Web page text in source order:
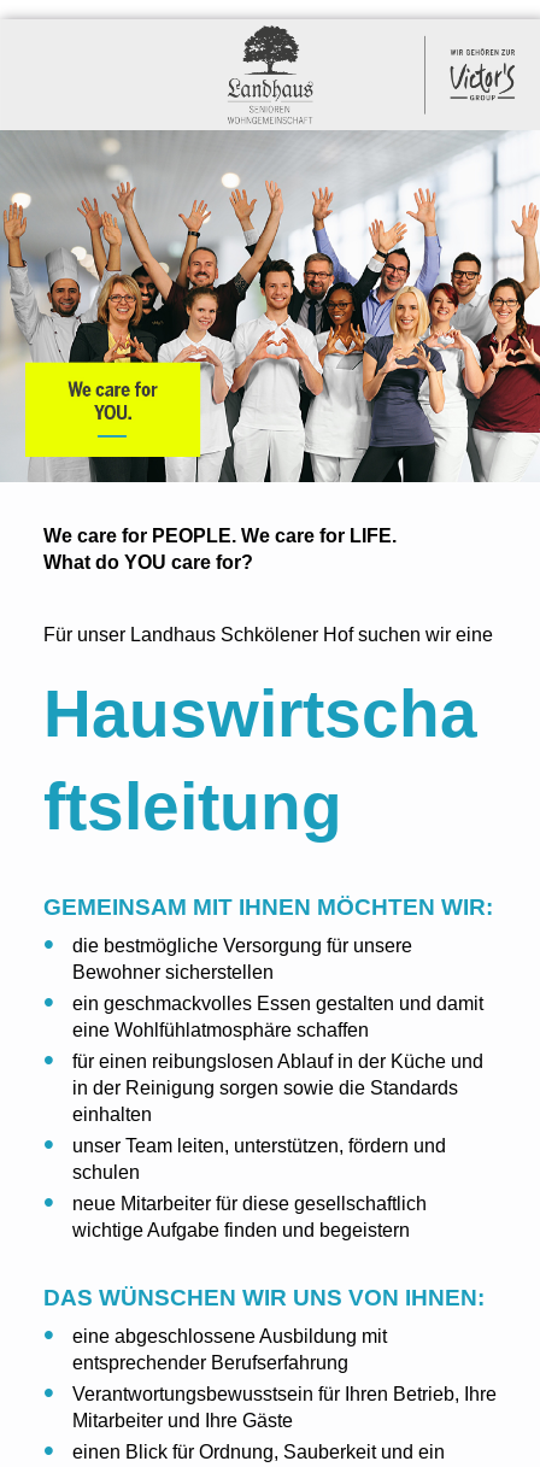
We care for PEOPLE. We care for LIFE.
What do YOU care for?
Für unser Landhaus Schkölener Hof suchen wir eine
Hauswirtscha
ftsleitung
GEMEINSAM MIT IHNEN MÖCHTEN WIR:
die bestmögliche Versorgung für unsere
Bewohner sicherstellen
ein geschmackvolles Essen gestalten und damit
eine Wohlfühlatmosphäre schaffen
für einen reibungslosen Ablauf in der Küche und
in der Reinigung sorgen sowie die Standards
einhalten
unser Team leiten, unterstützen, fördern und
schulen
neue Mitarbeiter für diese gesellschaftlich
wichtige Aufgabe finden und begeistern
DAS WÜNSCHEN WIR UNS VON IHNEN:
eine abgeschlossene Ausbildung mit
entsprechender Berufserfahrung
Verantwortungsbewusstsein für Ihren Betrieb, Ihre
Mitarbeiter und Ihre Gäste
einen Blick für Ordnung, Sauberkeit und ein